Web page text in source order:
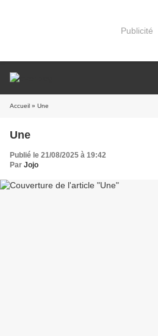
Publicité
Accueil » Une
Une
Publié le 21/08/2025 à 19:42
Par Jojo